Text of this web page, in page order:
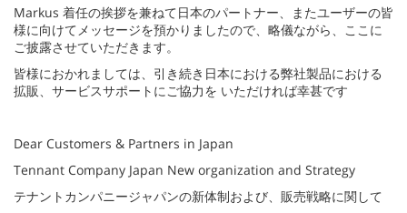
Markus 着任の挨拶を兼ねて日本のパートナー、またユーザーの皆
様に向けてメッセージを預かりましたので、略儀ながら、ここに
ご披露させていただきます。
皆様におかれましては、引き続き日本における弊社製品における
拡販、サービスサポートにご協力を いただければ幸甚です
Dear Customers & Partners in Japan
Tennant Company Japan New organization and Strategy
テナントカンパニージャパンの新体制および、販売戦略に関して